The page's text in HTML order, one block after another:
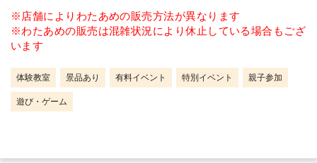
※店舗によりわたあめの販売方法が異なります
※わたあめの販売は混雑状況により休止している場合もござ
います
体験教室 景品あり 有料イベント 特別イベント 親子参加
遊び・ゲーム